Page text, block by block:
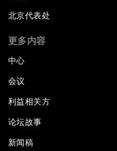
北京代表处
更多内容
中心
会议
利益相关方
论坛故事
新闻稿